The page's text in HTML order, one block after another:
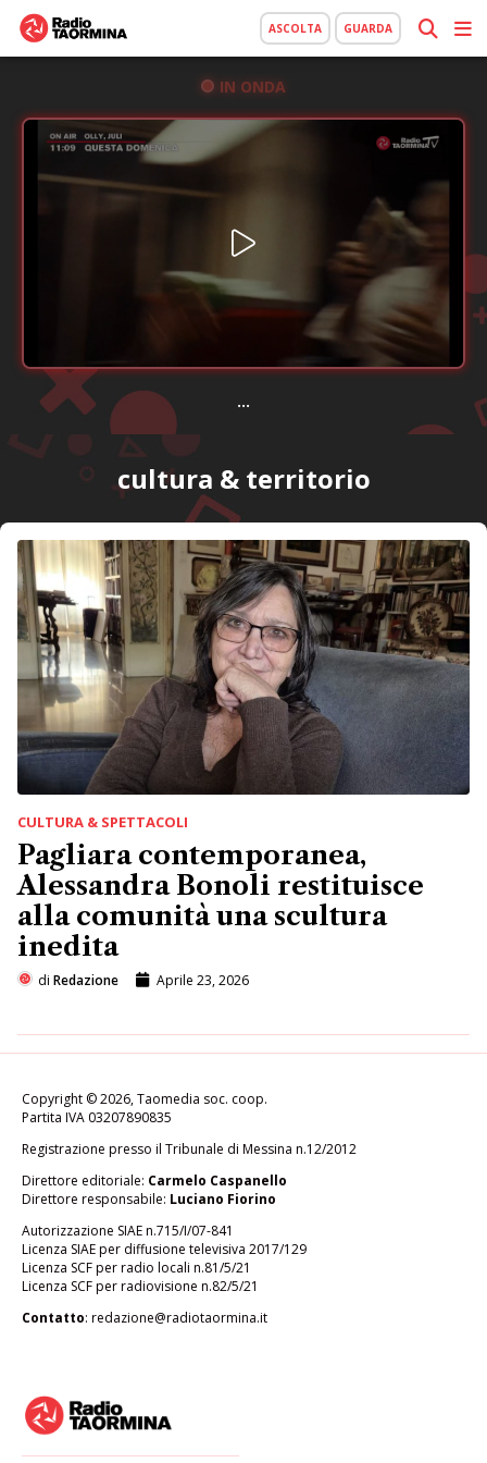
ASCOLTA GUARDA
IN ONDA
...
cultura & territorio
CULTURA & SPETTACOLI
Pagliara contemporanea,
Alessandra Bonoli restituisce
alla comunità una scultura
inedita
di Redazione Aprile 23, 2026
Copyright © 2026, Taomedia soc. coop.
Partita IVA 03207890835
Registrazione presso il Tribunale di Messina n.12/2012
Direttore editoriale: Carmelo Caspanello
Direttore responsabile: Luciano Fiorino
Autorizzazione SIAE n.715/I/07-841
Licenza SIAE per diffusione televisiva 2017/129
Licenza SCF per radio locali n.81/5/21
Licenza SCF per radiovisione n.82/5/21
Contatto: redazione@radiotaormina.it